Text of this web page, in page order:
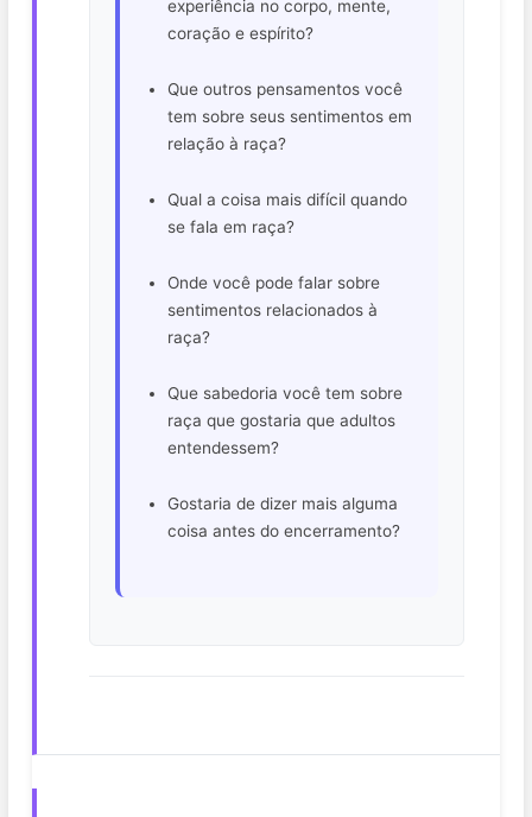
experiência no corpo, mente,
coração e espírito?
Que outros pensamentos você
tem sobre seus sentimentos em
relação à raça?
Qual a coisa mais difícil quando
se fala em raça?
Onde você pode falar sobre
sentimentos relacionados à
raça?
Que sabedoria você tem sobre
raça que gostaria que adultos
entendessem?
Gostaria de dizer mais alguma
coisa antes do encerramento?